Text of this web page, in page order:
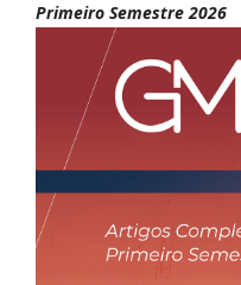
Primeiro Semestre 2026